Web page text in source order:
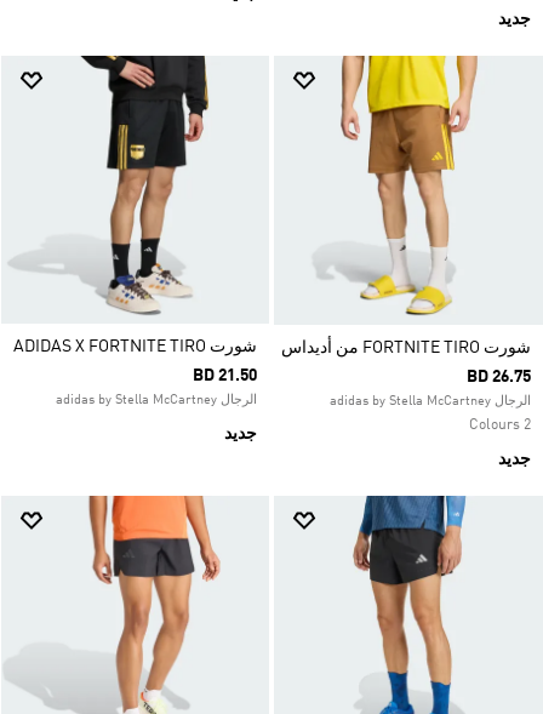
جديد
شورت FORTNITE TIRO من أديداس
BD 26.75
الرجال adidas by Stella McCartney
2 Colours
جديد
شورت ADIDAS X FORTNITE TIRO
BD 21.50
الرجال adidas by Stella McCartney
جديد